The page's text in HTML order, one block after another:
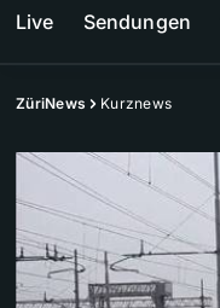
Live Sendungen
ZüriNews Kurznews